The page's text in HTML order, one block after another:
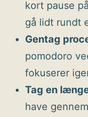
kort pause
gå lidt rundt
Gentag
pomodoro
fokuserer
Tag en
have